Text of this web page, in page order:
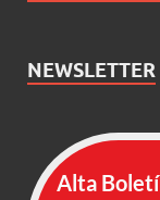
NEWSLETTER
Alta